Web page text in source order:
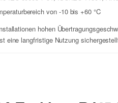
von -10 bis +60 °C
hohen
eine langfristige Nutzung